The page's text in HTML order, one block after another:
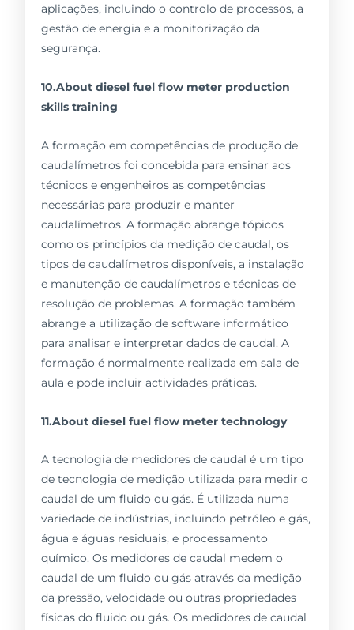
aplicações, incluindo o controlo de processos, a
gestão de energia e a monitorização da
segurança.
10.About diesel fuel flow meter production
skills training
A formação em competências de produção de
caudalímetros foi concebida para ensinar aos
técnicos e engenheiros as competências
necessárias para produzir e manter
caudalímetros. A formação abrange tópicos
como os princípios da medição de caudal, os
tipos de caudalímetros disponíveis, a instalação
e manutenção de caudalímetros e técnicas de
resolução de problemas. A formação também
abrange a utilização de software informático
para analisar e interpretar dados de caudal. A
formação é normalmente realizada em sala de
aula e pode incluir actividades práticas.
11.About diesel fuel flow meter technology
A tecnologia de medidores de caudal é um tipo
de tecnologia de medição utilizada para medir o
caudal de um fluido ou gás. É utilizada numa
variedade de indústrias, incluindo petróleo e gás,
água e águas residuais, e processamento
químico. Os medidores de caudal medem o
caudal de um fluido ou gás através da medição
da pressão, velocidade ou outras propriedades
físicas do fluido ou gás. Os medidores de caudal